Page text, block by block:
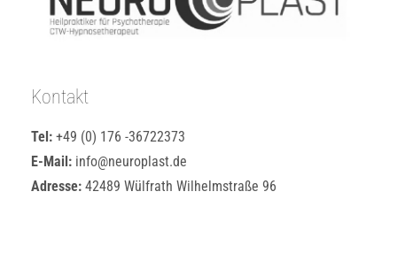
Kontakt
Tel: +49 (0) 176 -36722373
E-Mail: info@neuroplast.de
Adresse: 42489 Wülfrath Wilhelmstraße 96